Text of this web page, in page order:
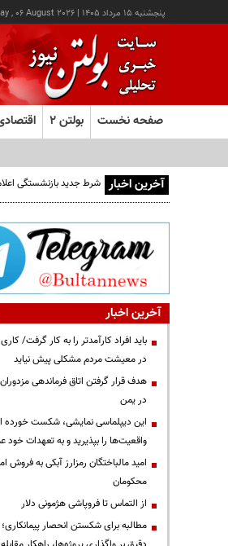
پنجشنبه ۱۵ مرداد ۱۴۰۵ |
, 06 August 2026
صفحه نخست بولتن ۲
آخرین اخبار شرط جدید بازنشستگی
آخرین اخبار
باید افراد کارآمدتر را به کار گرفت/
در معیشت مردم مشکلی پیش نیاید
هدف قرار گرفتن اتاق‌ فرماندهی
در یمن
این دیپلماسی نمایشی، شکست
واقعیت‌ها را بپذیرید و به تعهدات خود
امید مالباختگان رمزارز آبکی به فروش
محکومان
از التماس تا فروپاشی هژمونی دلار
مطالبه برای شکستن انحصار